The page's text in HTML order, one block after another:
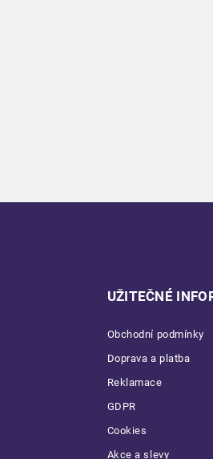
UŽITEČNÉ
Obchodní podmínky
Doprava a platba
Reklamace
GDPR
Cookies
Akce a slevy